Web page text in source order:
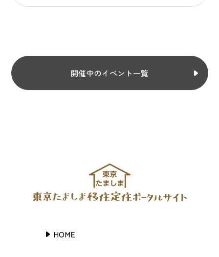
開催中のイベント一覧
HOME